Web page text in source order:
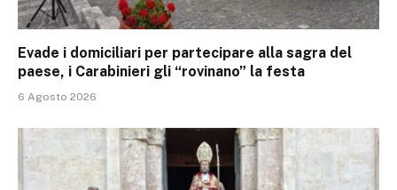
Evade i domiciliari per partecipare alla sagra del
paese, i Carabinieri gli “rovinano” la festa
6 Agosto 2026